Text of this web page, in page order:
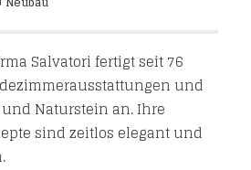
Salvatori fertigt seit 76
und
Naturstein an. Ihre
sind zeitlos elegant und